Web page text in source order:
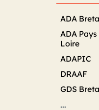
ADA
ADA
Loire
ADAPIC
DRAAF
GDS
...